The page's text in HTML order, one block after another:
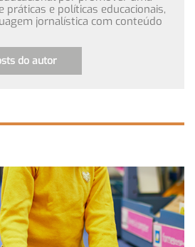
práticas e políticas educacionais,
jornalística com conteúdo
do autor